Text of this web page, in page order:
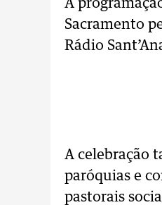
A
Sacramento
Rádio
A celebração
paróquias e
pastorais